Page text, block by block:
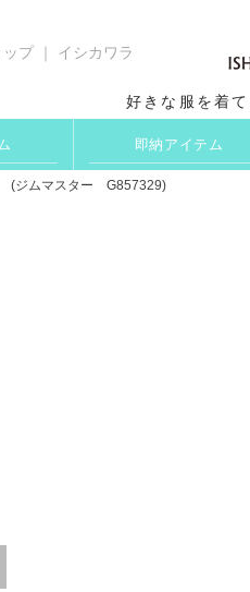
プ ｜ イシカワラ
好きな服を着
即納アイテム
(ジムマスター G857329)